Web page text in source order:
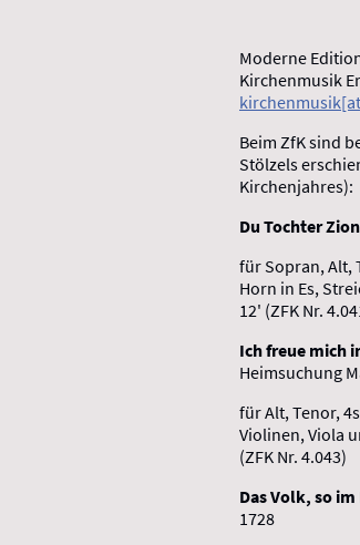
Moderne
Beim ZfK sind
Stölzels
Kirchenjahres):
Du Tochter
für Sopran, Alt,
Horn in Es,
12' (ZFK Nr.
Ich freue mich
Heimsuchung
für Alt, Tenor,
Violinen, Viola
(ZFK Nr. 4.043)
Das Volk, so
1728